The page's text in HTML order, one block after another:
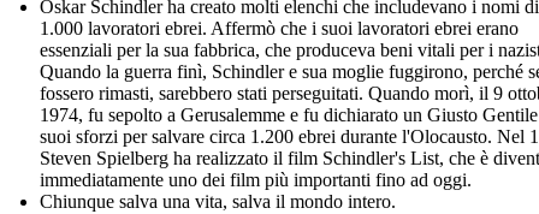
Oskar Schindler ha creato molti elenchi che includevano i nomi
1.000 lavoratori ebrei. Affermò che i suoi lavoratori ebrei erano
essenziali per la sua fabbrica, che produceva beni vitali per i
Quando la guerra finì, Schindler e sua moglie fuggirono, perché
fossero rimasti, sarebbero stati perseguitati. Quando morì, il 9
1974, fu sepolto a Gerusalemme e fu dichiarato un Giusto
suoi sforzi per salvare circa 1.200 ebrei durante l'Olocausto. Nel
Steven Spielberg ha realizzato il film Schindler's List, che è
immediatamente uno dei film più importanti fino ad oggi.
Chiunque salva una vita, salva il mondo intero.